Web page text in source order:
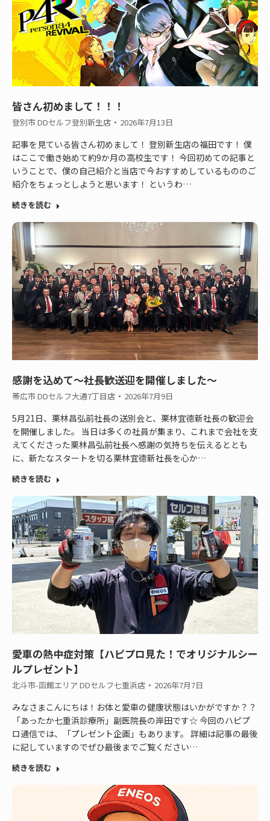
皆さん初めまして！！！
登別市 DDセルフ登別新生店 2026年7月13日
記事を見ている皆さん初めまして！ 登別新生店の福田です！ 僕
はここで働き始めて約9か月の高校生です！ 今回初めての記事と
いうことで、僕の自己紹介と当店で今おすすめしているもののご
紹介をちょっとしようと思います！ というわ…
続きを読む
感謝を込めて〜社長歓送迎を開催しました〜
帯広市 DDセルフ大通7丁目店 2026年7月9日
5月21日、栗林昌弘前社長の送別会と、栗林宜德新社長の歓迎会
を開催しました。 当日は多くの社員が集まり、これまで会社を支
えてくださった栗林昌弘前社長へ感謝の気持ちを伝えるととも
に、新たなスタートを切る栗林宜德新社長を心か…
続きを読む
愛車の熱中症対策【ハピプロ見た！でオリジナルシー
ルプレゼント】
北斗市-函館エリア DDセルフ七重浜店 2026年7月7日
みなさまこんにちは！お体と愛車の健康状態はいかがですか？？
「あったか七重浜診療所」副医院長の岸田です☆ 今回のハピプ
ロ通信では、「プレゼント企画」もあります。 詳細は記事の最後
に記していますのでぜひ最後までご覧ください…
続きを読む